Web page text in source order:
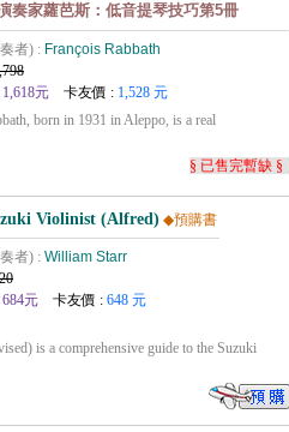
奏家蘿芭斯：低音提琴技巧第5冊
者) : François Rabbath
1,618元 卡友價 : 1,528 元
born in 1931 in Aleppo, is a real
§ 已售完暫缺 §
Violinist (Alfred) ◆預購書
者) : William Starr
684元 卡友價 : 648 元
is a comprehensive guide to the Suzuki